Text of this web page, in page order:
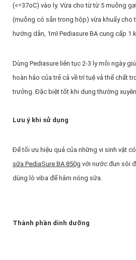
(<=37oC) vào ly. Vừa cho từ từ 5 muỗng
(muỗng có sẵn trong hộp) vừa khuấy cho
hướng dẫn, 1ml Pediasure BA cung cấp 1
Dùng Pediasure liên tục 2-3 ly mỗi ngày
hoàn hảo của trẻ cả về trí tuệ vả thể chất
trưởng. Đặc biệt tốt khi dung thường xuyên
Lưu ý khi sử dụng
Để tối ưu hiệu quả của những vi sinh vật
sữa PediaSure BA 850g với nước đun sôi
dùng lò viba để hâm nóng sữa.
Thành phần dinh dưỡng